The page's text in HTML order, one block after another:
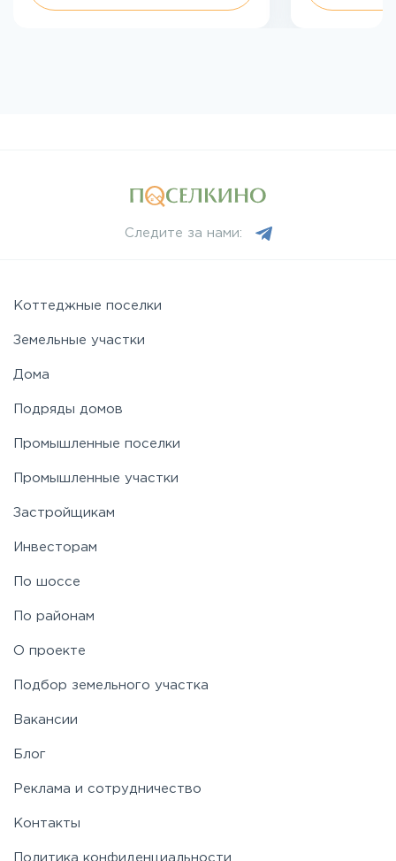
Следите за нами:
Коттеджные поселки
Земельные участки
Дома
Подряды домов
Промышленные поселки
Промышленные участки
Застройщикам
Инвесторам
По шоссе
По районам
О проекте
Подбор земельного участка
Вакансии
Блог
Реклама и сотрудничество
Контакты
Политика конфиденциальности